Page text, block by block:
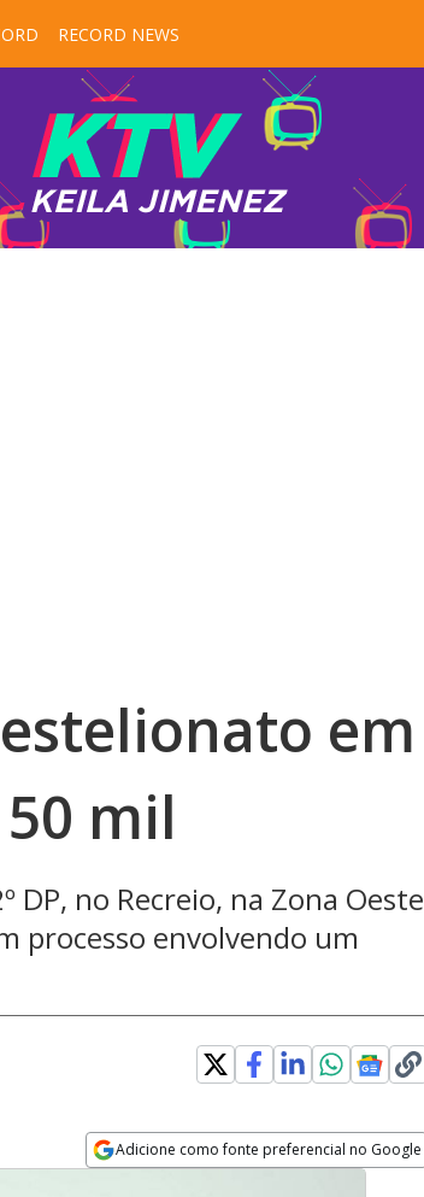
RECORD NEWS
em
mil
no Recreio, na Zona Oeste
processo envolvendo um
Adicione como fonte preferencial no Google